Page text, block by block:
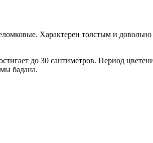
Характерен толстым и
до 30 сантиметров. Период
бадана.